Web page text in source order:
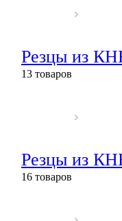
Резцы из
13 товаров
Резцы из
16 товаров